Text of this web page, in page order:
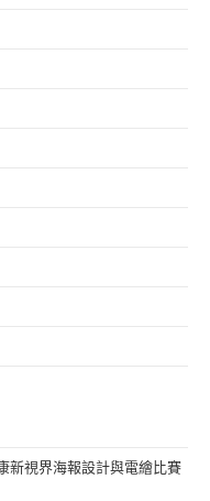
新視界海報設計與電繪比賽